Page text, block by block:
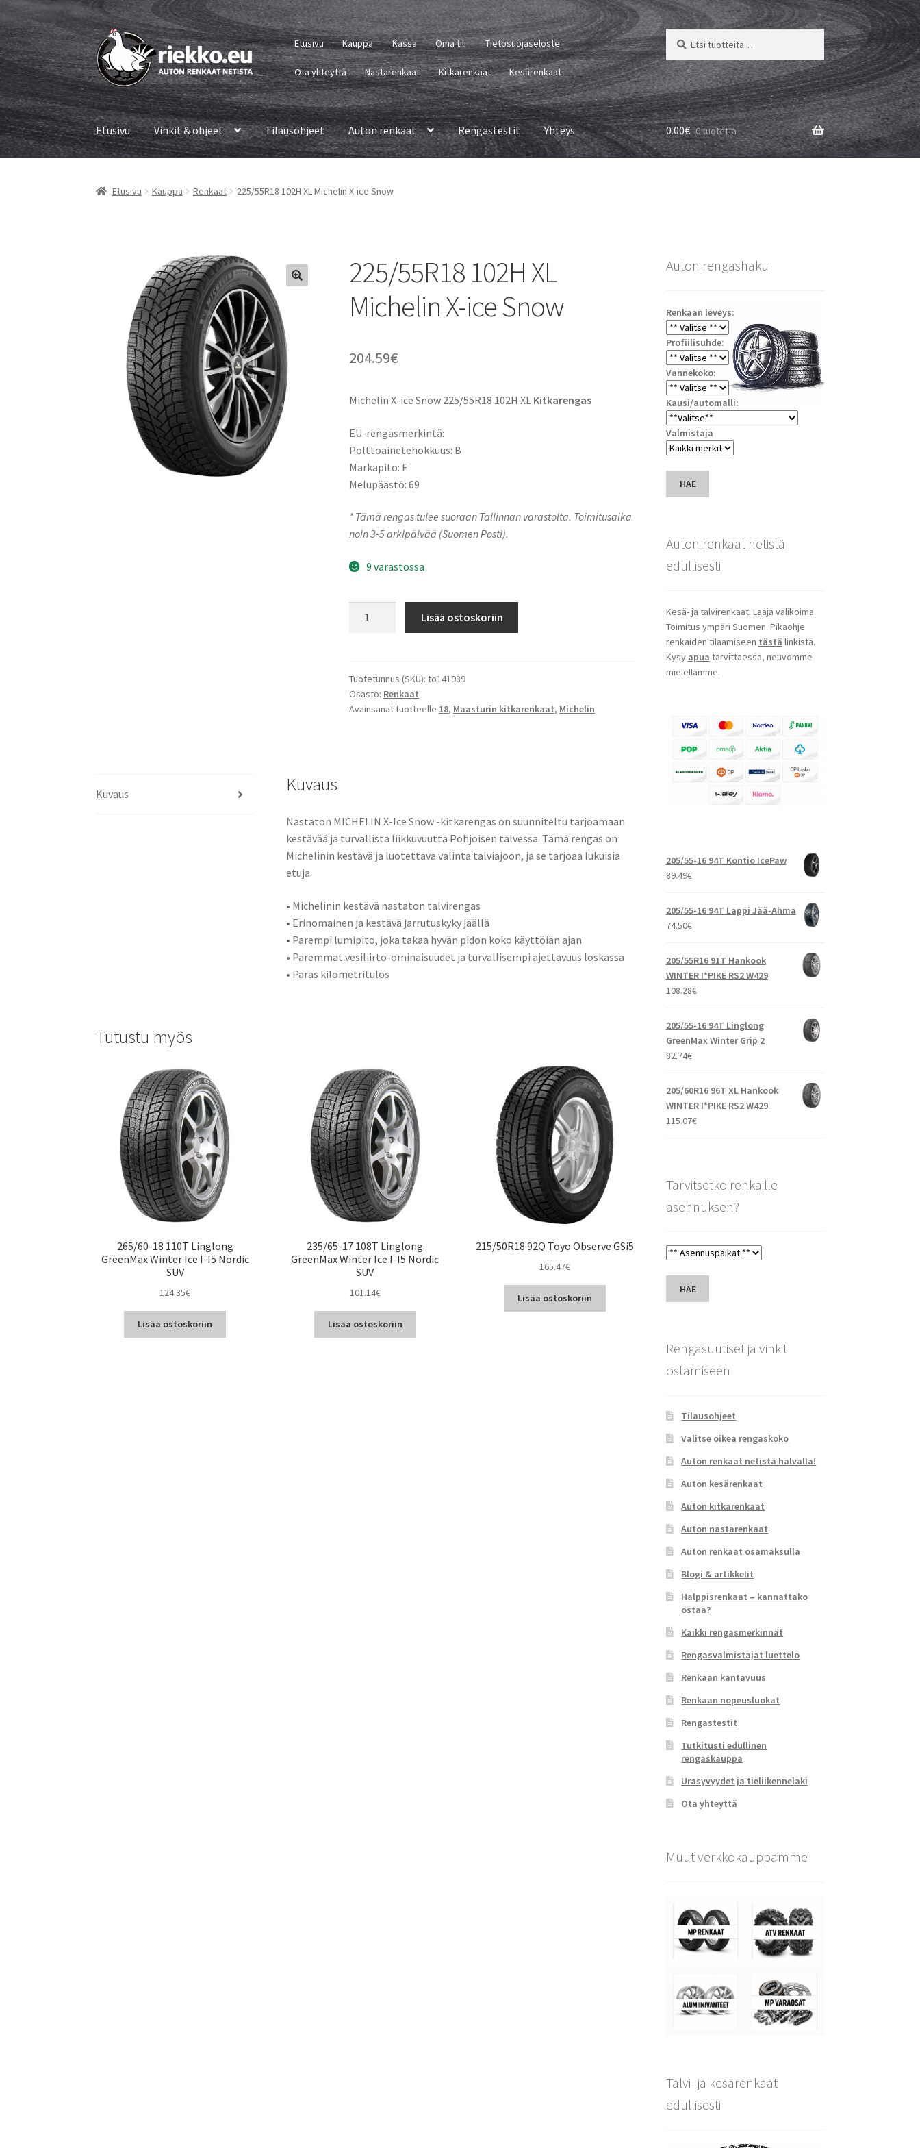
Siirry
navigointiin
Siirry
sisältöön
Etusivu Kauppa Kassa Oma tili Tietosuojaseloste
Ota yhteyttä Nastarenkaat Kitkarenkaat Kesärenkaat
Etsi:
Haku
Etusivu Vinkit & ohjeet Tilausohjeet Auton renkaat Rengastestit Yhteys 0.00€ 0 tuotetta
Etusivu Kauppa Renkaat 225/55R18 102H XL Michelin X-ice Snow
225/55R18 102H XL
Michelin X-ice Snow
204.59€
Michelin X-ice Snow 225/55R18 102H XL Kitkarengas
EU-rengasmerkintä:
Polttoainetehokkuus: B
Märkäpito: E
Melupäästö: 69
* Tämä rengas tulee suoraan Tallinnan varastolta. Toimitusaika
noin 3-5 arkipäivää (Suomen Posti).
9 varastossa
X-
ice
Snow
Lisää ostoskoriin
Tuotetunnus (SKU):to141989
Osasto: Renkaat
Avainsanat tuotteelle 18, Maasturin kitkarenkaat, Michelin
Kuvaus Kuvaus
Nastaton MICHELIN X-Ice Snow -kitkarengas on suunniteltu tarjoamaan
kestävää ja turvallista liikkuvuutta Pohjoisen talvessa. Tämä rengas on
Michelinin kestävä ja luotettava valinta talviajoon, ja se tarjoaa lukuisia
etuja.
• Michelinin kestävä nastaton talvirengas
• Erinomainen ja kestävä jarrutuskyky jäällä
• Parempi lumipito, joka takaa hyvän pidon koko käyttöiän ajan
• Paremmat vesiliirto-ominaisuudet ja turvallisempi ajettavuus loskassa
• Paras kilometritulos
Tutustu myös
265/60-18 110T Linglong
GreenMax Winter Ice I-I5 Nordic
SUV
124.35€
Lisää ostoskoriin
235/65-17 108T Linglong
GreenMax Winter Ice I-I5 Nordic
SUV
101.14€
Lisää ostoskoriin
215/50R18 92Q Toyo Observe GSi5
165.47€
Lisää ostoskoriin
Auton rengashaku
Renkaan leveys:
Profiilisuhde:
Vannekoko:
Kausi/automalli:
Valmistaja
HAE
Auton renkaat netistä
edullisesti
Kesä- ja talvirenkaat. Laaja valikoima.
Toimitus ympäri Suomen. Pikaohje
renkaiden tilaamiseen tästä linkistä.
Kysy apua tarvittaessa, neuvomme
mielellämme.
205/55-16 94T Kontio IcePaw
89.49€
205/55-16 94T Lappi Jää-Ahma
74.50€
205/55R16 91T Hankook
WINTER I*PIKE RS2 W429
108.28€
205/55-16 94T Linglong
GreenMax Winter Grip 2
82.74€
205/60R16 96T XL Hankook
WINTER I*PIKE RS2 W429
115.07€
Tarvitsetko renkaille
asennuksen?
HAE
Rengasuutiset ja vinkit
ostamiseen
Tilausohjeet
Valitse oikea rengaskoko
Auton renkaat netistä halvalla!
Auton kesärenkaat
Auton kitkarenkaat
Auton nastarenkaat
Auton renkaat osamaksulla
Blogi & artikkelit
Halppisrenkaat – kannattako
ostaa?
Kaikki rengasmerkinnät
Rengasvalmistajat luettelo
Renkaan kantavuus
Renkaan nopeusluokat
Rengastestit
Tutkitusti edullinen
rengaskauppa
Urasyvyydet ja tieliikennelaki
Ota yhteyttä
Muut verkkokauppamme
Talvi- ja kesärenkaat
edullisesti